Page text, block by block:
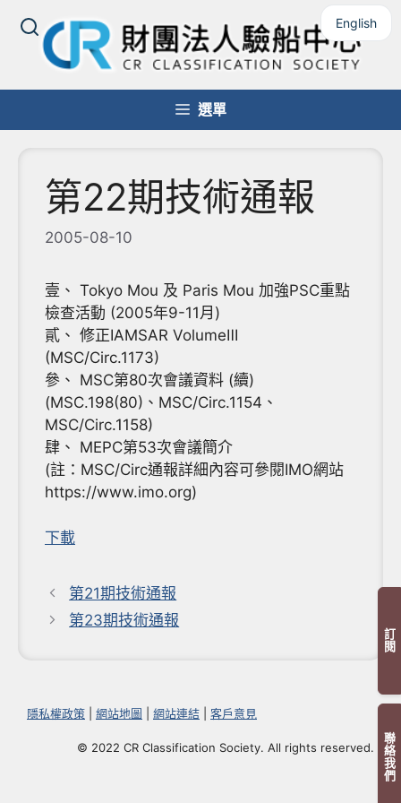
容
訂閱
聯絡我們
English
選單
第22期技術通報
2005-08-10
壹、 Tokyo Mou 及 Paris Mou 加強PSC重點
檢查活動 (2005年9-11月)
貳、 修正IAMSAR VolumeⅢ
(MSC/Circ.1173)
參、 MSC第80次會議資料 (續)
(MSC.198(80)、MSC/Circ.1154、
MSC/Circ.1158)
肆、 MEPC第53次會議簡介
(註：MSC/Circ通報詳細內容可參閱IMO網站
https://www.imo.org)
下載
第21期技術通報
第23期技術通報
隱私權政策 網站地圖 網站連結 客戶意見
© 2022 CR Classification Society. All rights reserved.